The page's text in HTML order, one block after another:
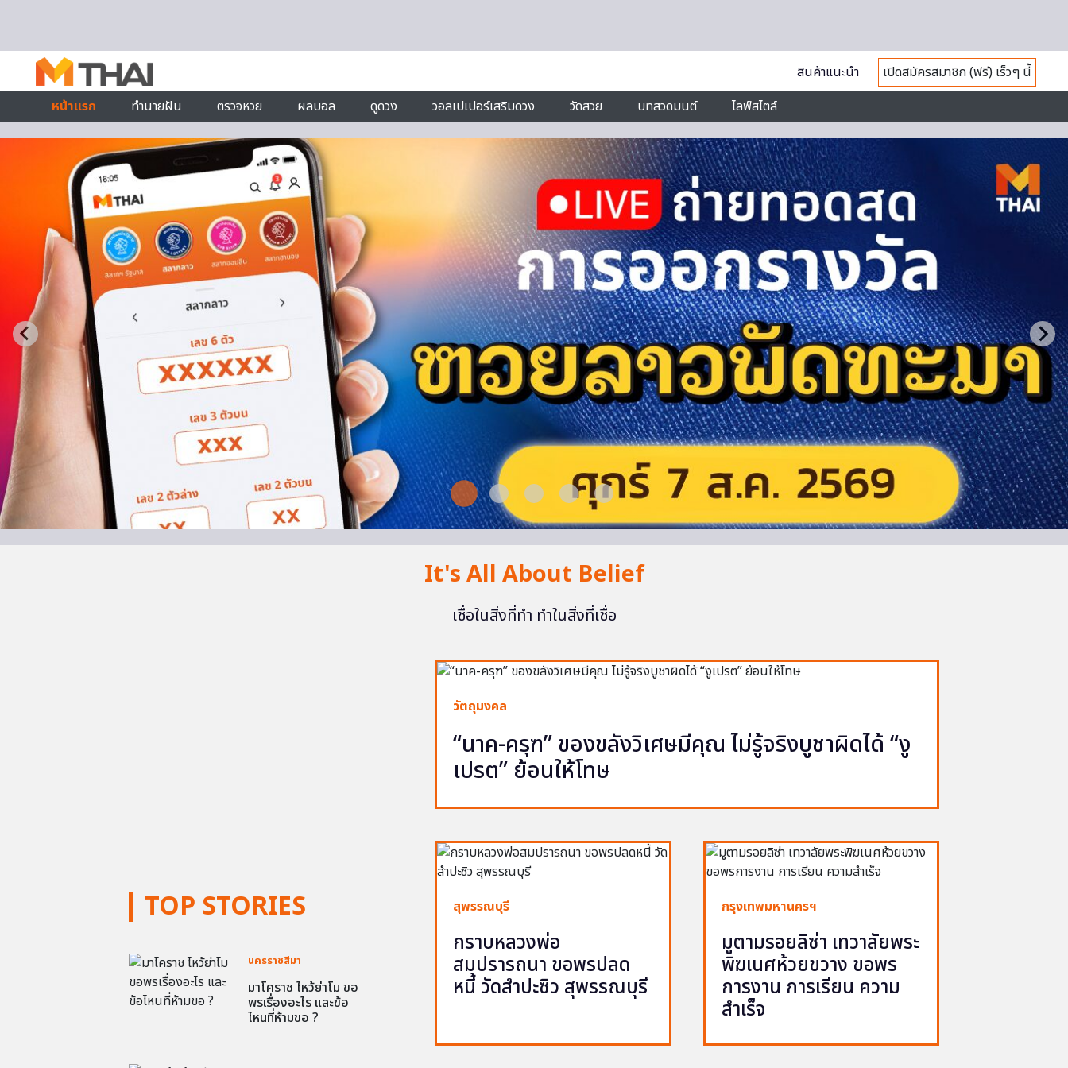
สินค้าแนะนำ
เปิดสมัครสมาชิก (ฟรี) เร็วๆ นี้
หน้าแรก
ทำนายฝัน ตรวจหวย ผลบอล ดูดวง วอลเปเปอร์เสริมดวง วัดสวย บทสวดมนต์ ไลฟ์สไตล์
It's All About Belief
เชื่อในสิ่งที่ทำ ทำในสิ่งที่เชื่อ
TOP STORIES
นครราชสีมา
มาโคราช ไหว้ย่าโม ขอ
พรเรื่องอะไร และข้อ
ไหนที่ห้ามขอ ?
วัตถุมงคล
“นาค-ครุฑ” ของขลังวิเศษมีคุณ ไม่รู้จริงบูชาผิดได้ “งู
เปรต” ย้อนให้โทษ
สุพรรณบุรี
กราบหลวงพ่อ
สมปรารถนา ขอพรปลด
หนี้ วัดสำปะซิว สุพรรณบุรี
กรุงเทพมหานครฯ
มูตามรอยลิซ่า เทวาลัยพระ
พิฆเนศห้วยขวาง ขอพร
การงาน การเรียน ความ
สำเร็จ